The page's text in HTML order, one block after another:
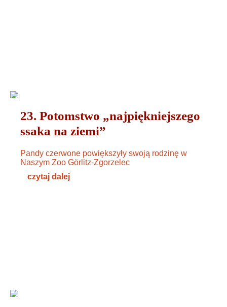
23. Potomstwo „najpiękniejszego
ssaka na ziemi”
Pandy czerwone powiększyły swoją rodzinę w
Naszym Zoo Görlitz-Zgorzelec
czytaj dalej